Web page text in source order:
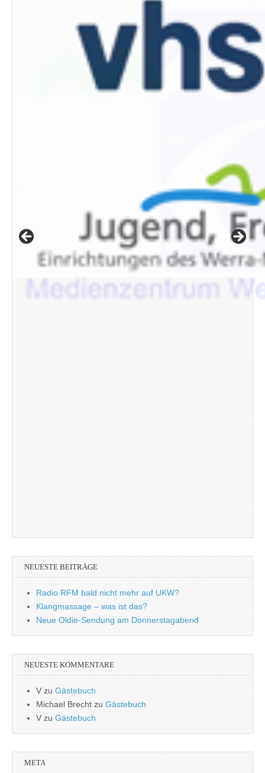
NEUESTE BEITRÄGE
Radio RFM bald nicht mehr auf UKW?
Klangmassage – was ist das?
Neue Oldie-Sendung am Donnerstagabend
NEUESTE KOMMENTARE
V zu Gästebuch
Michael Brecht zu Gästebuch
Vzu Gästebuch
META